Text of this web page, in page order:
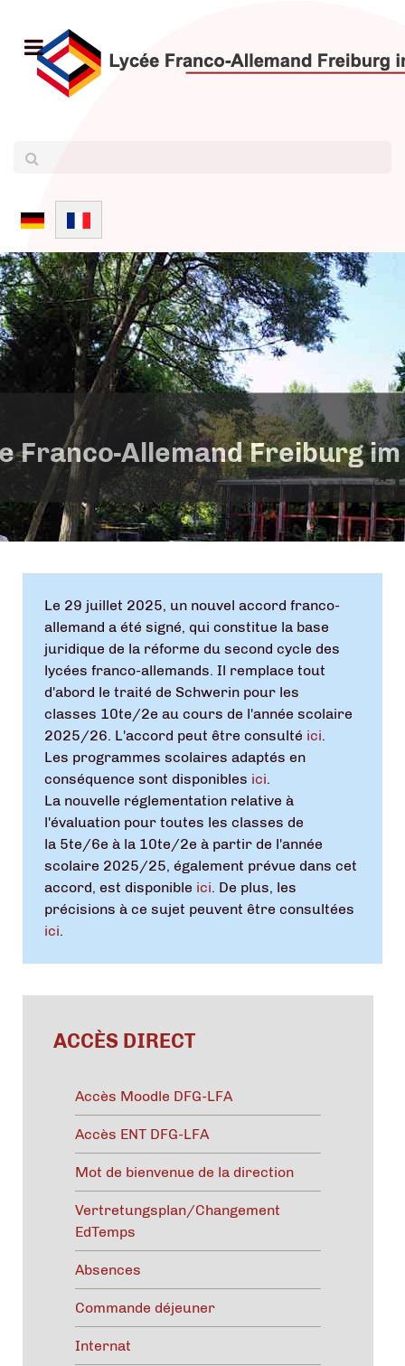
Sélectionnez votre langue
Franco-Allemand Freiburg
Le 29 juillet 2025, un nouvel accord franco-
allemand a été signé, qui constitue la base
juridique de la réforme du second cycle des
lycées franco-allemands. Il remplace tout
d'abord le traité de Schwerin pour les
classes 10te/2e au cours de l'année scolaire
2025/26. L'accord peut être consulté ici.
Les programmes scolaires adaptés en
conséquence sont disponibles ici.
La nouvelle réglementation relative à
l'évaluation pour toutes les classes de
la 5te/6e à la 10te/2e à partir de l'année
scolaire 2025/25, également prévue dans cet
accord, est disponible ici. De plus, les
précisions à ce sujet peuvent être consultées
ici.
ACCÈS DIRECT
Accès Moodle DFG-LFA
Accès ENT DFG-LFA
Mot de bienvenue de la direction
Vertretungsplan/Changement
EdTemps
Absences
Commande déjeuner
Internat